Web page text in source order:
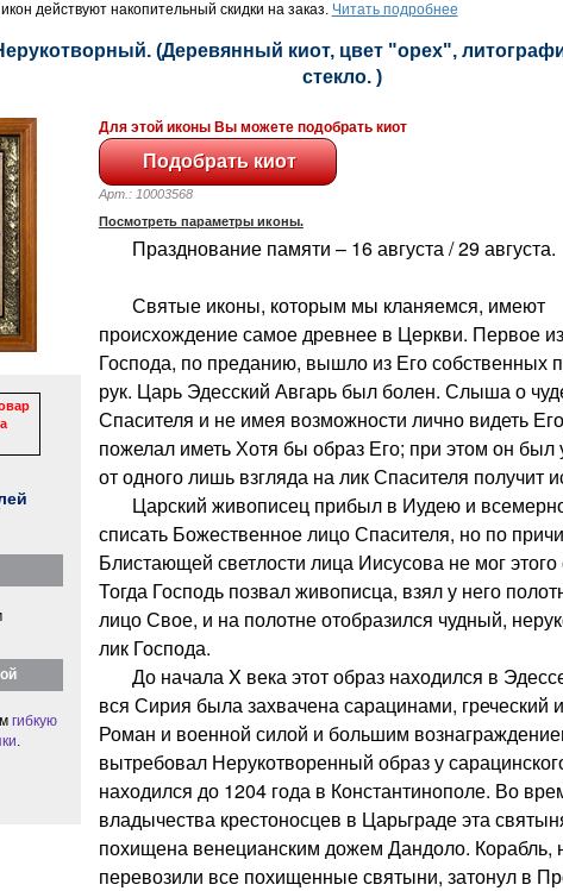
действуют накопительный скидки на заказ. Читать подробнее
(Деревянный киот, цвет "орех",
стекло. )
гибкую
Для этой иконы Вы можете подобрать киот
Арт.: 10003568
Посмотреть параметры иконы.
Празднование памяти – 16 августа / 29 августа.
Святые иконы, которым мы кланяемся, имеют
происхождение самое древнее в Церкви. Первое
Господа, по преданию, вышло из Его собственных
рук. Царь Эдесский Авгарь был болен. Слыша о
Спасителя и не имея возможности лично видеть
пожелал иметь Хотя бы образ Его; при этом он был
от одного лишь взгляда на лик Спасителя получит
Царский живописец прибыл в Иудею и
списать Божественное лицо Спасителя, но по
Блистающей светлости лица Иисусова не мог этого
Тогда Господь позвал живописца, взял у него
лицо Свое, и на полотне отобразился чудный,
лик Господа.
До начала X века этот образ находился в
вся Сирия была захвачена сарацинами, греческий
Роман и военной силой и большим
вытребовал Нерукотворенный образ у
находился до 1204 года в Константинополе. Во
владычества крестоносцев в Царьграде эта
похищена венецианским дожем Дандоло. Корабль,
перевозили все похищенные святыни, затонул в